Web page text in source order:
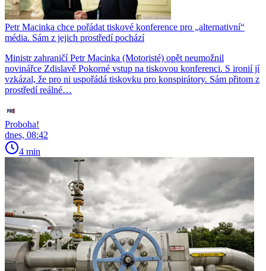
Petr Macinka chce pořádat tiskové konference pro „alternativní“
média. Sám z jejich prostředí pochází
Ministr zahraničí Petr Macinka (Motoristé) opět neumožnil
novinářce Zdislavě Pokorné vstup na tiskovou konferenci. S ironií jí
vzkázal, že pro ni uspořádá tiskovku pro konspirátory. Sám přitom z
prostředí reálné…
Proboha!
dnes, 08:42
4 min